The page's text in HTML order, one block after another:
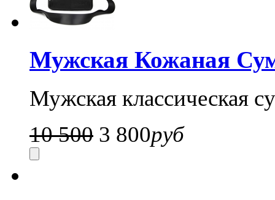
Мужская Кожаная
Мужская классическая
10 500 3 800руб